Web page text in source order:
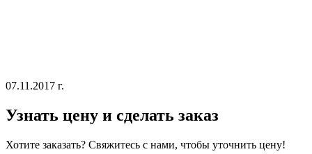
07.11.2017 г.
Узнать цену и сделать заказ
Хотите заказать? Свяжитесь с нами, чтобы уточнить цену!